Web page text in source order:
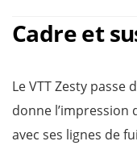
Cadre et
Le VTT Zesty passe
donne l’impression
avec ses lignes de